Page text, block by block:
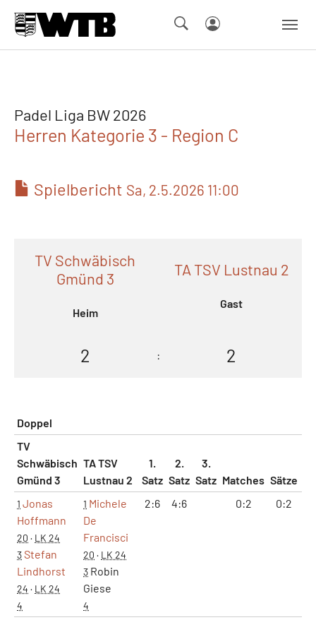
Padel Liga BW 2026
Herren Kategorie 3 - Region C
Spielbericht Sa, 2.5.2026 11:00
TV Schwäbisch
Gmünd 3
Heim
TA TSV Lustnau 2
Gast
2 : 2
Doppel
TV
Schwäbisch
Gmünd 3
TA TSV
Lustnau 2
1.
Satz
2.
Satz
3.
Satz Matches Sätze
1 Jonas
Hoffmann
20 · LK 24
3Stefan
Lindhorst
24 · LK 24
4
1 Michele
De
Francisci
20 · LK 24
3 Robin
Giese
4
2:6 4:6 0:2 0:2